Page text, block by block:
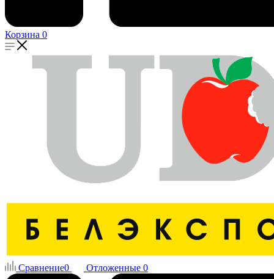
Корзина 0
Сравнение0 Отложенные 0